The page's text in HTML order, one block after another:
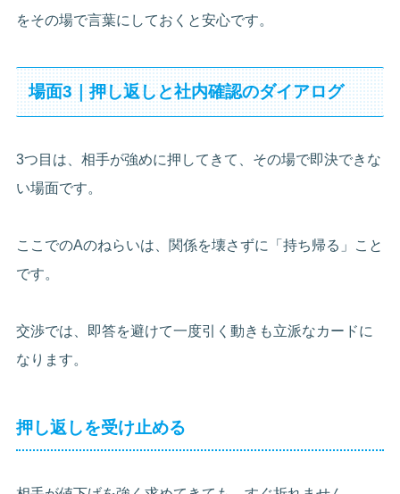
をその場で言葉にしておくと安心です。
場面3｜押し返しと社内確認のダイアログ
3つ目は、相手が強めに押してきて、その場で即決できな
い場面です。
ここでのAのねらいは、関係を壊さずに「持ち帰る」こと
です。
交渉では、即答を避けて一度引く動きも立派なカードに
なります。
押し返しを受け止める